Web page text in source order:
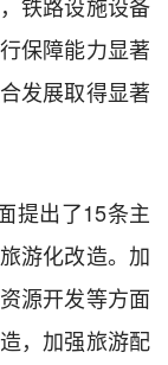
保障能力显著
发展取得显著
提出了15条主
游化改造。加
源开发等方面
，加强旅游配